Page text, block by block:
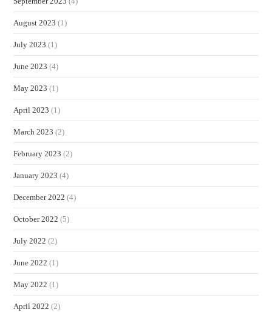
August 2023 (1)
July 2023 (1)
June 2023 (4)
May 2023 (1)
April 2023 (1)
March 2023 (2)
February 2023 (2)
January 2023 (4)
December 2022 (4)
October 2022 (5)
July 2022 (2)
June 2022 (1)
May 2022 (1)
April 2022 (2)